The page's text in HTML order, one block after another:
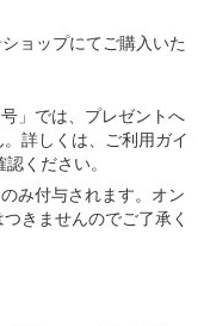
ョップにてご購⼊いた
」では、プレゼントへ
詳しくは、ご利⽤ガイ
認ください。
み付与されます。オン
きませんのでご了承く